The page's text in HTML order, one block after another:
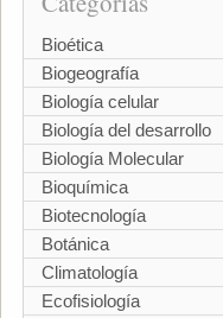
Bioética
Biogeografía
Biología celular
Biología del desarrollo
Biología Molecular
Bioquímica
Biotecnología
Botánica
Climatología
Ecofisiología